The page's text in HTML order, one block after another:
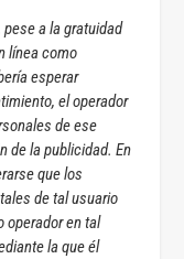
a la gratuidad
línea como
esperar
el operador
de ese
de la publicidad. En
que los
de tal usuario
operador en tal
la que él